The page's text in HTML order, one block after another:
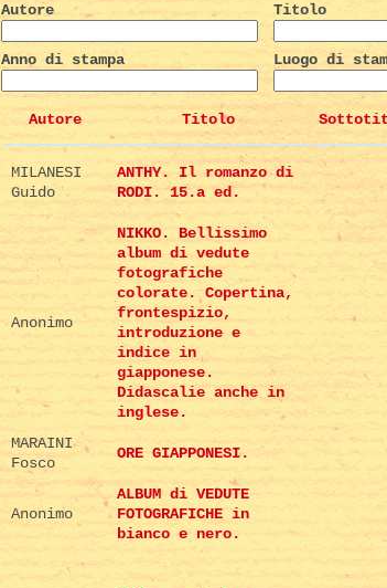
Autore Titolo
Anno di stampa Luogo di
Autore Titolo
MILANESI
Guido
ANTHY. Il romanzo di
RODI. 15.a ed.
Anonimo
NIKKO. Bellissimo
album di vedute
fotografiche
colorate. Copertina,
frontespizio,
introduzione e
indice in
giapponese.
Didascalie anche in
inglese.
MARAINI
Fosco
ORE GIAPPONESI.
Anonimo
ALBUM di VEDUTE
FOTOGRAFICHE in
bianco e nero.